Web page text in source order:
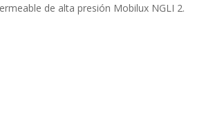
de alta presión Mobilux NGLI 2.